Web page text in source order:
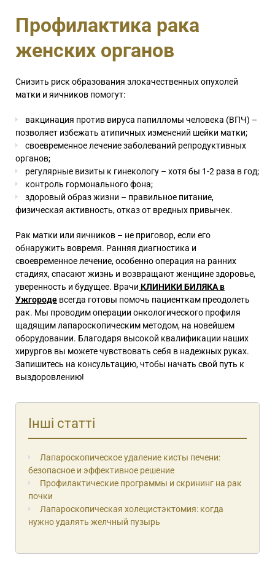
Профилактика рака
женских органов
Снизить риск образования злокачественных опухолей
матки и яичников помогут:
вакцинация против вируса папилломы человека (ВПЧ) –
позволяет избежать атипичных изменений шейки матки;
своевременное лечение заболеваний репродуктивных
органов;
регулярные визиты к гинекологу – хотя бы 1-2 раза в год;
контроль гормонального фона;
здоровый образ жизни – правильное питание,
физическая активность, отказ от вредных привычек.
Рак матки или яичников – не приговор, если его
обнаружить вовремя. Ранняя диагностика и
своевременное лечение, особенно операция на ранних
стадиях, спасают жизнь и возвращают женщине здоровье,
уверенность и будущее. Врачи КЛИНИКИ БИЛЯКА в
Ужгороде всегда готовы помочь пациенткам преодолеть
рак. Мы проводим операции онкологического профиля
щадящим лапароскопическим методом, на новейшем
оборудовании. Благодаря высокой квалификации наших
хирургов вы можете чувствовать себя в надежных руках.
Запишитесь на консультацию, чтобы начать свой путь к
выздоровлению!
Інші статті
Лапароскопическое удаление кисты печени:
безопасное и эффективное решение
Профилактические программы и скрининг на рак
почки
Лапароскопическая холецистэктомия: когда
нужно удалять желчный пузырь